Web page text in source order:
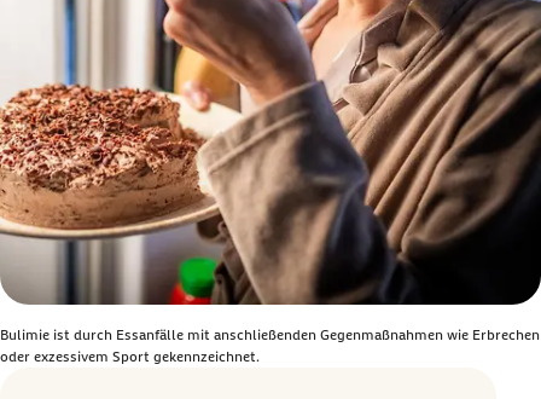
Bulimie ist durch Essanfälle mit anschließenden Gegenmaßnahmen wie Erbrechen
oder exzessivem Sport gekennzeichnet.